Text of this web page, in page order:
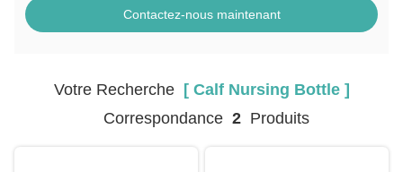
Contactez-nous maintenant
Votre Recherche[ Calf Nursing Bottle ]
Correspondance 2Produits